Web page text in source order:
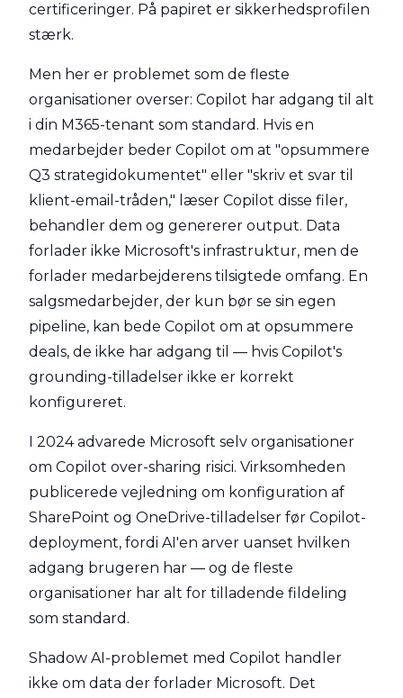
certificeringer. På papiret er sikkerhedsprofilen
stærk.
Men her er problemet som de fleste
organisationer overser: Copilot har adgang til alt
i din M365-tenant som standard. Hvis en
medarbejder beder Copilot om at "opsummere
Q3 strategidokumentet" eller "skriv et svar til
klient-email-tråden," læser Copilot disse filer,
behandler dem og genererer output. Data
forlader ikke Microsoft's infrastruktur, men de
forlader medarbejderens tilsigtede omfang. En
salgsmedarbejder, der kun bør se sin egen
pipeline, kan bede Copilot om at opsummere
deals, de ikke har adgang til — hvis Copilot's
grounding-tilladelser ikke er korrekt
konfigureret.
I 2024 advarede Microsoft selv organisationer
om Copilot over-sharing risici. Virksomheden
publicerede vejledning om konfiguration af
SharePoint og OneDrive-tilladelser før Copilot-
deployment, fordi AI'en arver uanset hvilken
adgang brugeren har — og de fleste
organisationer har alt for tilladende fildeling
som standard.
Shadow AI-problemet med Copilot handler
ikke om data der forlader Microsoft. Det